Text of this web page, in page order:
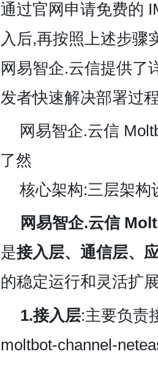
通过官网申请免费的
入后,再按照上述步骤
网易智企.云信提供了
发者快速解决部署过
网易智企.云信
了然
核心架构:三层架构
网易智企.云信
是接入层、通信层、
的稳定运行和灵活扩展
1.接入层:主要负责
moltbot-channel-